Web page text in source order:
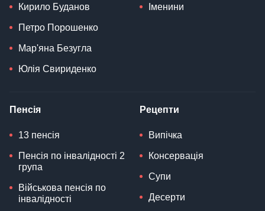
Кирило Буданов
Петро Порошенко
Мар'яна Безугла
Юлія Свириденко
Іменини
Пенсія
13 пенсія
Пенсія по інвалідності 2
група
Військова пенсія по
інвалідності
Рецепти
Випічка
Консервація
Супи
Десерти